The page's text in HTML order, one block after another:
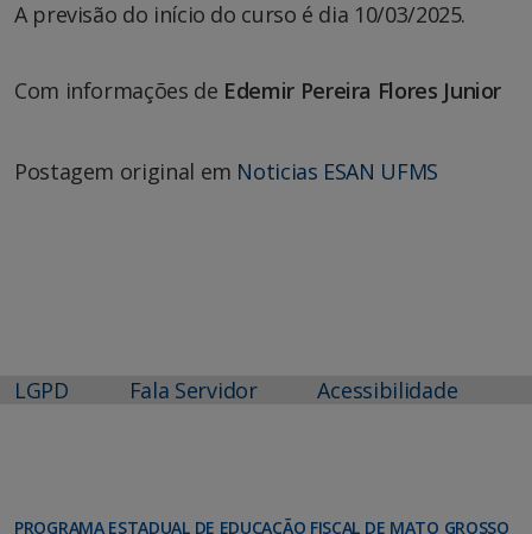
A previsão do início do curso é dia 10/03/2025.
Com informações de Edemir Pereira Flores Junior
Postagem original em Noticias ESAN UFMS
LGPD Fala Servidor Acessibilidade
PROGRAMA ESTADUAL DE EDUCAÇÃO FISCAL DE MATO GROSSO